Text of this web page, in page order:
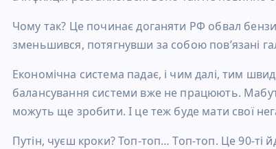
Чому так? Це починає доганяти РФ обвал
зменьшився, потягнувши за собою пов’язані
Економічна система падає, і чим далі, тим
балансування системи вже не працюють.
можуть ще зробити. І це теж буде мати свої
Путін, чуєш кроки? Топ-топ… Топ-топ. Це 90-